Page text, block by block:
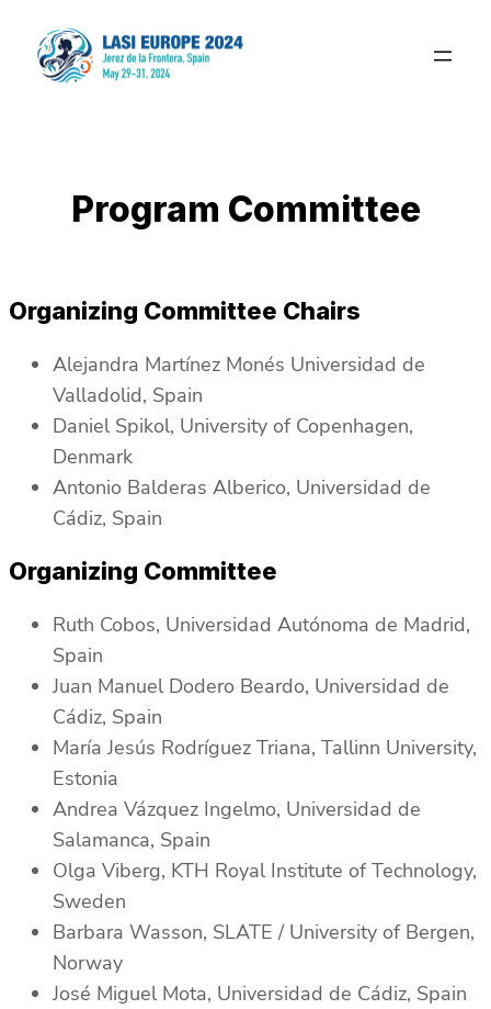
Saltar
contenido
Program Committee
Organizing Committee Chairs
Alejandra Martínez Monés Universidad de
Valladolid, Spain
Daniel Spikol, University of Copenhagen,
Denmark
Antonio Balderas Alberico, Universidad de
Cádiz, Spain
Organizing Committee
Ruth Cobos, Universidad Autónoma de Madrid,
Spain
Juan Manuel Dodero Beardo, Universidad de
Cádiz, Spain
María Jesús Rodríguez Triana, Tallinn University,
Estonia
Andrea Vázquez Ingelmo, Universidad de
Salamanca, Spain
Olga Viberg, KTH Royal Institute of Technology,
Sweden
Barbara Wasson, SLATE / University of Bergen,
Norway
José Miguel Mota, Universidad de Cádiz, Spain